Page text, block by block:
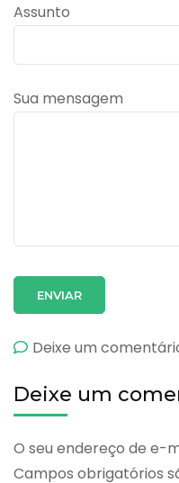
Assunto
Sua mensagem
Deixe um
Deixe um
O seu endereço de e-
Campos obrigatórios